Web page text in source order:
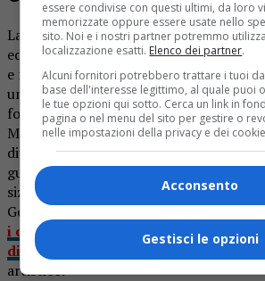
La raccolta comprenderà foto che
edizioni, dove i momenti di festa
e nero, fino ai giorni nostri, quando,
un’immagine può arrivare in qualsiasi
fotografie verranno poi esposte
Mostra del Vino, che sarà la numero
diversa indicazione, a giugno 2021.
guardando al futuro e alla prossima
sizzanese è memore del successo
Getty museum di Los Angeles, avviata
i cittadini sono stati chiamati a
dipinti famosi
. Il risultato era stato
artistico.
essere condivise con questi ultimi, da loro
memorizzate oppure essere usate nello
sito. Noi e i nostri partner potremmo
localizzazione esatti. Elenco dei partner.
Alcuni fornitori potrebbero trattare i tuoi
base dell'interesse legittimo, al quale puoi
le tue opzioni qui sotto. Cerca un link in
pagina o nel menu del sito per gestire o
nelle impostazioni della privacy e dei
Acconsento
Gestisci le opzioni